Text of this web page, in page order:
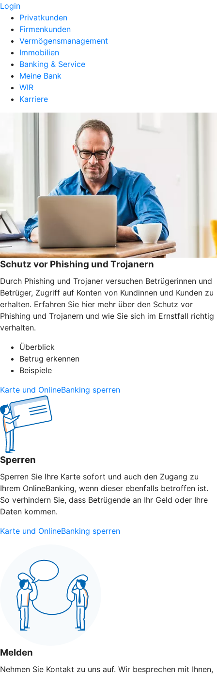
Login
Privatkunden
Firmenkunden
Vermögensmanagement
Immobilien
Banking & Service
Meine Bank
WIR
Karriere
Schutz vor Phishing und Trojanern
Durch Phishing und Trojaner versuchen Betrügerinnen und
Betrüger, Zugriff auf Konten von Kundinnen und Kunden zu
erhalten. Erfahren Sie hier mehr über den Schutz vor
Phishing und Trojanern und wie Sie sich im Ernstfall richtig
verhalten.
Überblick
Betrug erkennen
Beispiele
Karte und OnlineBanking sperren
Sperren
Sperren Sie Ihre Karte sofort und auch den Zugang zu
Ihrem OnlineBanking, wenn dieser ebenfalls betroffen ist.
So verhindern Sie, dass Betrügende an Ihr Geld oder Ihre
Daten kommen.
Karte und OnlineBanking sperren
Melden
Nehmen Sie Kontakt zu uns auf. Wir besprechen mit Ihnen,